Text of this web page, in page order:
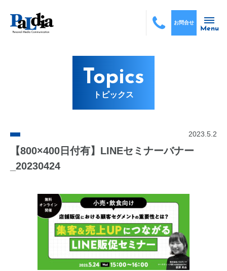
Menu
お問合せ
Topics
トピックス
2023.5.2
【800×400日付有】LINEセミナーバナー
_20230424